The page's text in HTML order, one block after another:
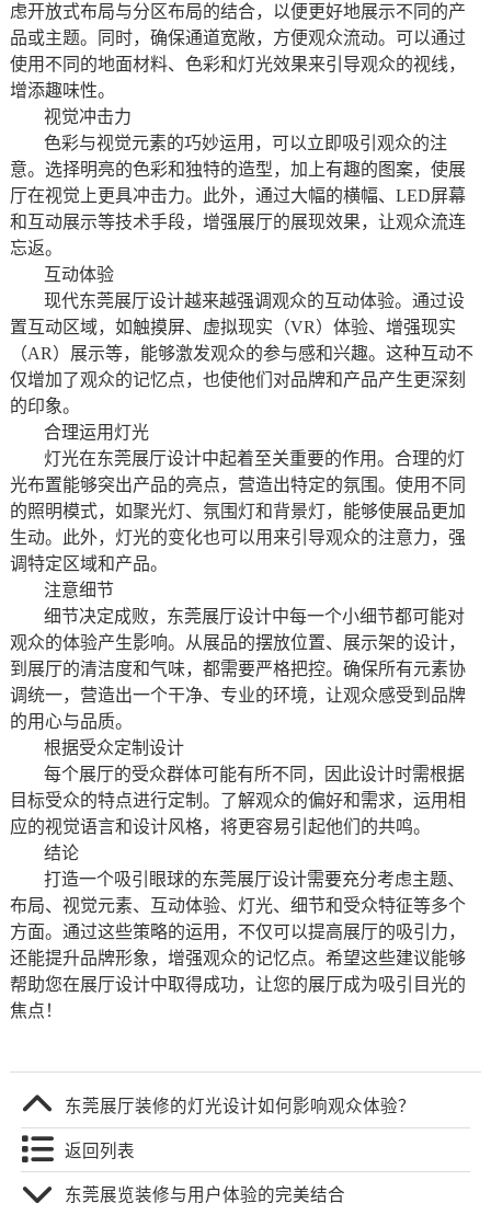
虑开放式布局与分区布局的结合，以便更好地展示不同的产
品或主题。同时，确保通道宽敞，方便观众流动。可以通过
使用不同的地面材料、色彩和灯光效果来引导观众的视线，
增添趣味性。
视觉冲击力
色彩与视觉元素的巧妙运用，可以立即吸引观众的注
意。选择明亮的色彩和独特的造型，加上有趣的图案，使展
厅在视觉上更具冲击力。此外，通过大幅的横幅、LED屏幕
和互动展示等技术手段，增强展厅的展现效果，让观众流连
忘返。
互动体验
现代东莞展厅设计越来越强调观众的互动体验。通过设
置互动区域，如触摸屏、虚拟现实（VR）体验、增强现实
（AR）展示等，能够激发观众的参与感和兴趣。这种互动不
仅增加了观众的记忆点，也使他们对品牌和产品产生更深刻
的印象。
合理运用灯光
灯光在东莞展厅设计中起着至关重要的作用。合理的灯
光布置能够突出产品的亮点，营造出特定的氛围。使用不同
的照明模式，如聚光灯、氛围灯和背景灯，能够使展品更加
生动。此外，灯光的变化也可以用来引导观众的注意力，强
调特定区域和产品。
注意细节
细节决定成败，东莞展厅设计中每一个小细节都可能对
观众的体验产生影响。从展品的摆放位置、展示架的设计，
到展厅的清洁度和气味，都需要严格把控。确保所有元素协
调统一，营造出一个干净、专业的环境，让观众感受到品牌
的用心与品质。
根据受众定制设计
每个展厅的受众群体可能有所不同，因此设计时需根据
目标受众的特点进行定制。了解观众的偏好和需求，运用相
应的视觉语言和设计风格，将更容易引起他们的共鸣。
结论
打造一个吸引眼球的东莞展厅设计需要充分考虑主题、
布局、视觉元素、互动体验、灯光、细节和受众特征等多个
方面。通过这些策略的运用，不仅可以提高展厅的吸引力，
还能提升品牌形象，增强观众的记忆点。希望这些建议能够
帮助您在展厅设计中取得成功，让您的展厅成为吸引目光的
焦点！
东莞展厅装修的灯光设计如何影响观众体验？
返回列表
东莞展览装修与用户体验的完美结合